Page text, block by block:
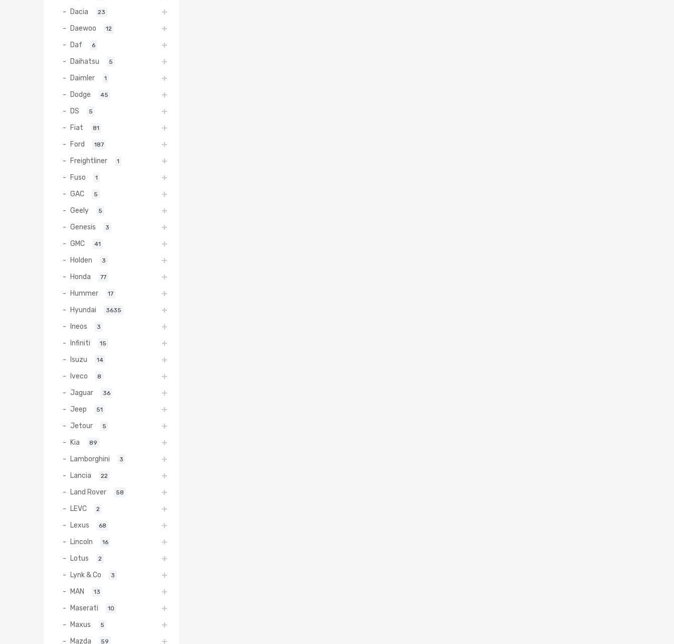
Dacia 23
Daewoo 12
Daf 6
Daihatsu 5
Daimler 1
Dodge 45
DS 5
Fiat 81
Ford 187
Freightliner 1
Fuso 1
GAC 5
Geely 5
Genesis 3
GMC 41
Holden 3
Honda 77
Hummer 17
Hyundai 3635
Ineos 3
Infiniti 15
Isuzu 14
Iveco 8
Jaguar 36
Jeep 51
Jetour 5
Kia 89
Lamborghini 3
Lancia 22
Land Rover 58
LEVC 2
Lexus 68
Lincoln 16
Lotus 2
Lynk & Co 3
MAN 13
Maserati 10
Maxus 5
Mazda 59